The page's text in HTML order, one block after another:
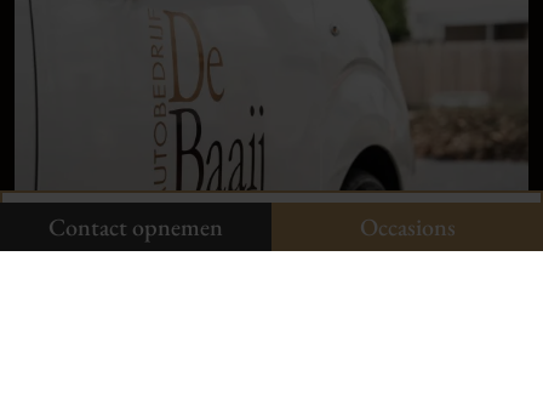
Contact opnemen
Contact opnemen Occasions
klanten vertellen
Plan uw onderhoud
Onze occasions